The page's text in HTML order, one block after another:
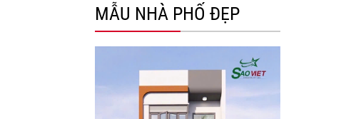
MẪU NHÀ PHỐ ĐẸP